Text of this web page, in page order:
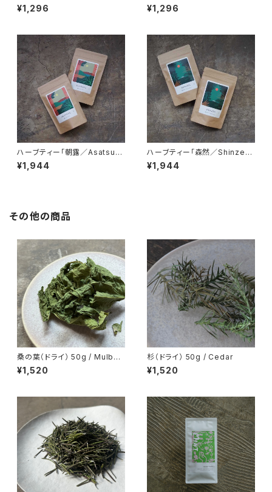
レンド ティーパック8個入り
¥1,296
ンド ティーパック8個入り
¥1,296
ハーブティー「朝露／Asatsuy
u」ブレンド ティーパック20個入
り
¥1,944
ハーブティー「森然／Shinzen」
ブレンド ティーパック20個入り
¥1,944
その他の商品
桑の葉（ドライ） 50g / Mulberr
y leaves
¥1,520
杉（ドライ） 50g / Cedar
¥1,520